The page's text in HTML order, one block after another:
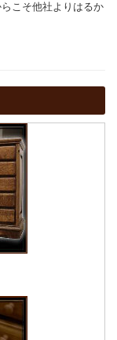
こそ他社よりはるか